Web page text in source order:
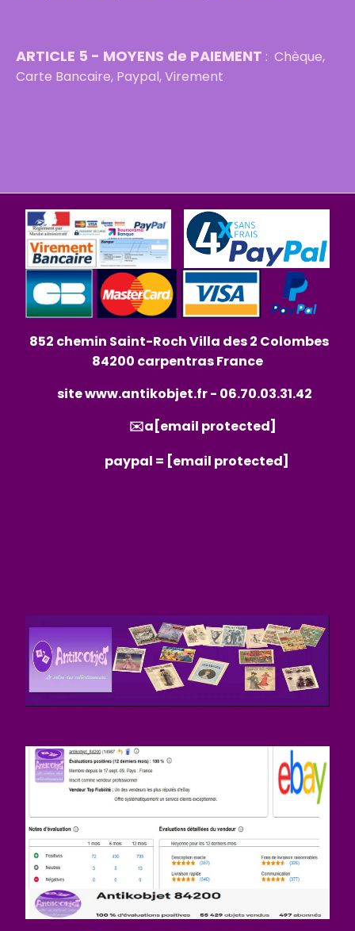
ARTICLE 5 - MOYENS de PAIEMENT : Chèque,
Carte Bancaire, Paypal, Virement
852 chemin Saint-Roch Villa des 2 Colombes
84200 carpentras France
sitewww.antikobjet.fr- 06.70.03.31.42
✉️a [email protected]
paypal = [email protected]